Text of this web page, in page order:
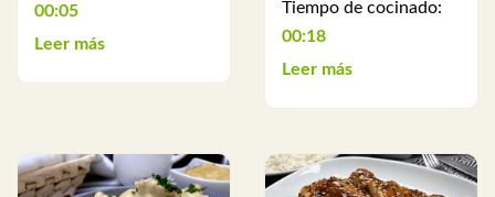
00:05
Leer más
Tiempo de cocinado:
00:18
Leer más